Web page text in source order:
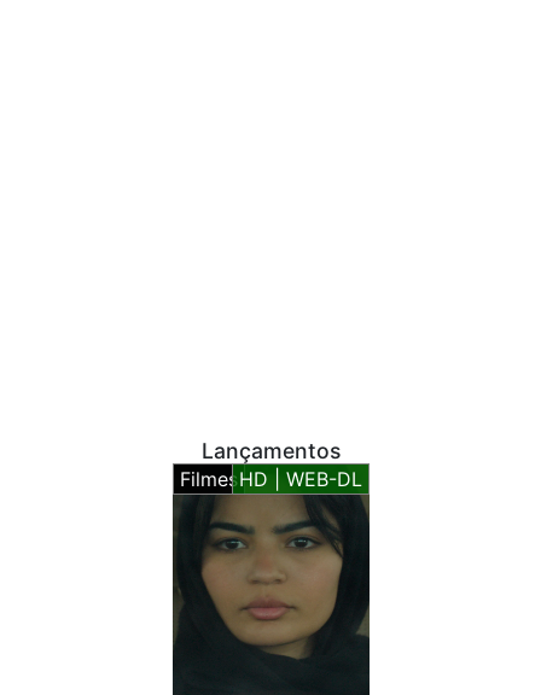
Lançamentos
FilmesHD | WEB-DL